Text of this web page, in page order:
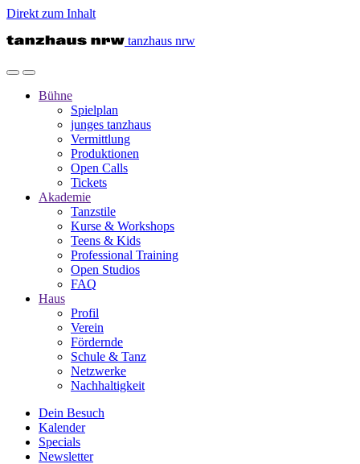
Direkt zum Inhalt
tanzhaus nrw
Bühne
Spielplan
junges tanzhaus
Vermittlung
Produktionen
Open Calls
Tickets
Akademie
Tanzstile
Kurse & Workshops
Teens & Kids
Professional Training
Open Studios
FAQ
Haus
Profil
Verein
Fördernde
Schule & Tanz
Netzwerke
Nachhaltigkeit
Dein Besuch
Kalender
Specials
Newsletter